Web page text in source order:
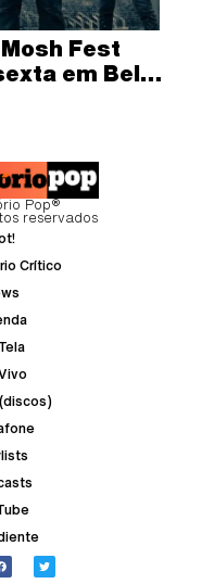
Mosh Fest
em Belo
Pop®
reservados
Crítico